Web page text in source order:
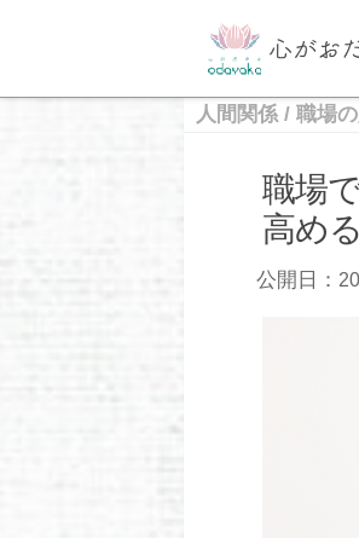
人間関係 / 職場
職場
高め
公開日：